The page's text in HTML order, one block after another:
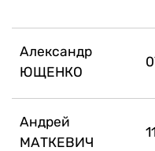
Александр
ЮЩЕНКО
Андрей
МАТКЕВИЧ